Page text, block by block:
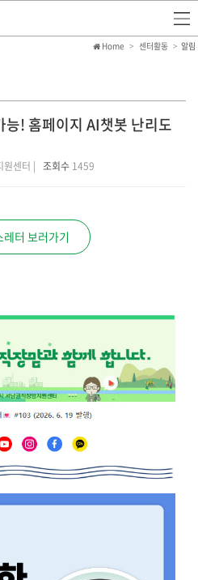
Home 센터활동 알림
! 홈페이지 AI챗봇 난리도
원센터 | 조회수 1459
레터 보러가기